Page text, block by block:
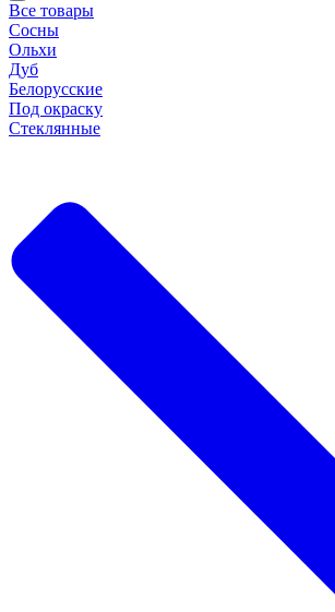
Все товары
Сосны
Ольхи
Дуб
Белорусские
Под окраску
Стеклянные